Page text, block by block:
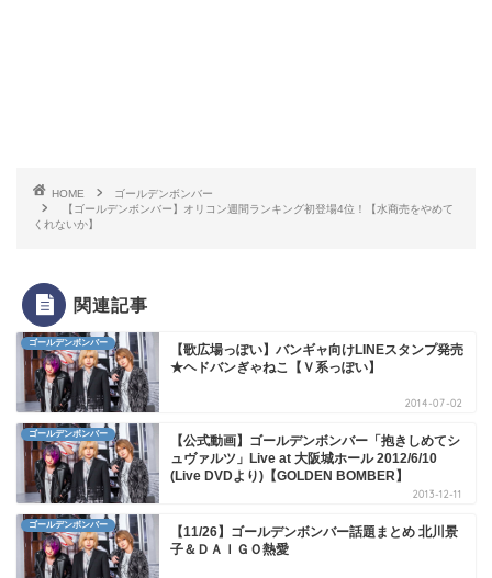
HOME
ゴールデンボンバー
【ゴールデンボンバー】オリコン週間ランキング初登場4位！【水商売をやめて
くれないか】
関連記事
ゴールデンボンバー
【歌広場っぽい】バンギャ向けLINEスタンプ発売
★ヘドバンぎゃねこ【Ｖ系っぽい】
2014-07-02
ゴールデンボンバー
【公式動画】ゴールデンボンバー「抱きしめてシ
ュヴァルツ」Live at 大阪城ホール 2012/6/10
(Live DVDより)【GOLDEN BOMBER】
2013-12-11
ゴールデンボンバー
【11/26】ゴールデンボンバー話題まとめ 北川景
子＆ＤＡＩＧＯ熱愛